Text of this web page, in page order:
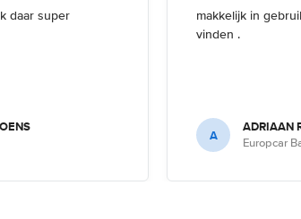
daar super
makkelijk in
vinden .
A ADRIAAN
Europcar